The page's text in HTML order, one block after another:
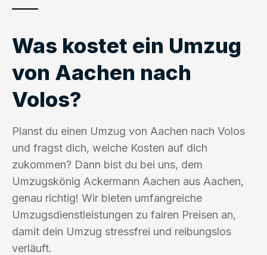
Was kostet ein Umzug
von Aachen nach
Volos?
Planst du einen Umzug von Aachen nach Volos
und fragst dich, welche Kosten auf dich
zukommen? Dann bist du bei uns, dem
Umzugskönig Ackermann Aachen aus Aachen,
genau richtig! Wir bieten umfangreiche
Umzugsdienstleistungen zu fairen Preisen an,
damit dein Umzug stressfrei und reibungslos
verläuft.